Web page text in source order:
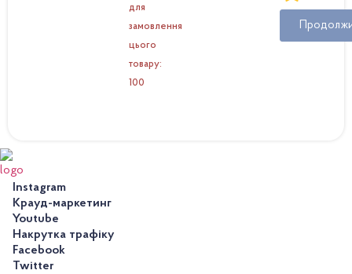
для
замовлення
цього
товару:
100
Instagram
Крауд-маркетинг
Youtube
Накрутка трафіку
Facebook
Twitter